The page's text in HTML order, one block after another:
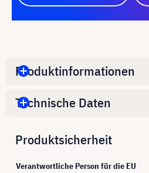
Produktinformationen
Technische Daten
Produktsicherheit
Verantwortliche Person für die EU